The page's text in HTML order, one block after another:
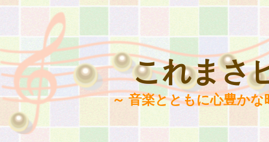
これまさ
～ 音楽とともに心豊か